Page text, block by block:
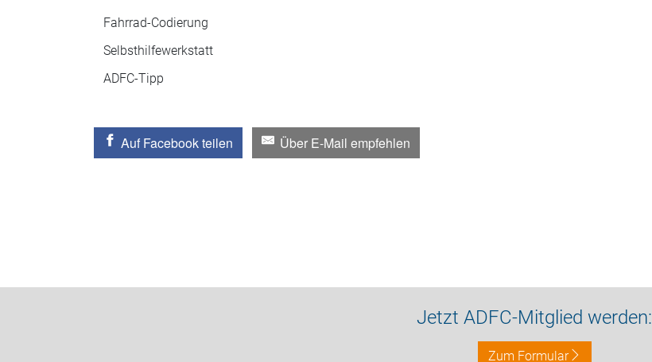
Fahrrad-Codierung
Selbsthilfewerkstatt
ADFC-Tipp
Auf Facebook teilen Über E-Mail empfehlen
Jetzt ADFC-Mitglied werden:
Zum Formular